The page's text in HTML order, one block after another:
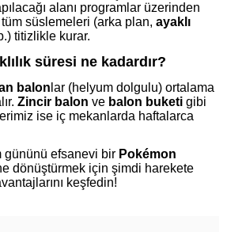
alanı programlar üzerinden
süslemeleri (arka plan, ayaklı
titizlikle kurar.
süresi ne kadardır?
balon lar (helyum dolgulu) ortalama
Zincir balon ve balon buketi gibi
ise iç mekanlarda haftalarca
gününü efsanevi bir Pokémon
dönüştürmek için şimdi harekete
keşfedin!